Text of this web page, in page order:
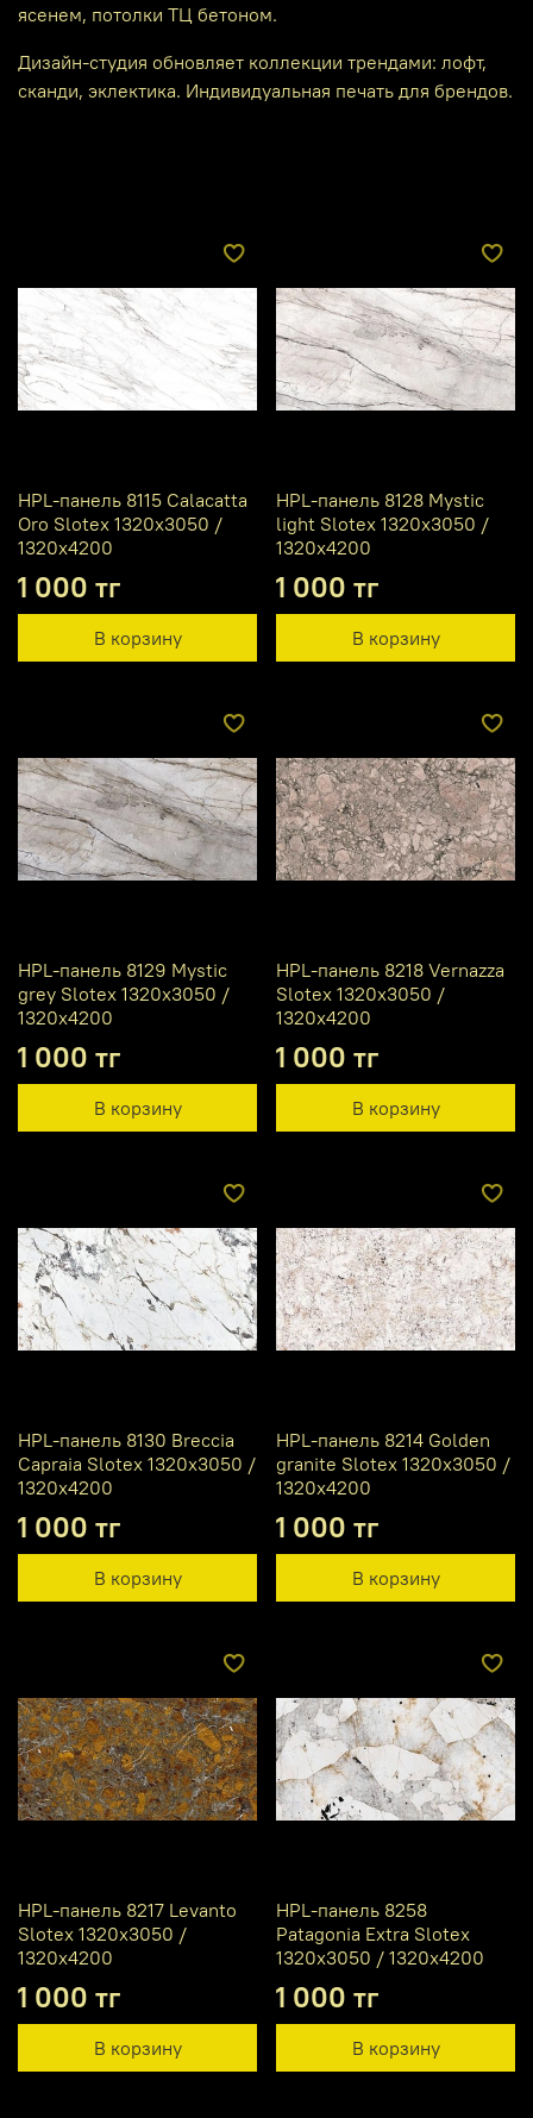
ясенем, потолки ТЦ бетоном.
Дизайн-студия обновляет коллекции трендами: лофт,
сканди, эклектика. Индивидуальная печать для брендов.
HPL-панель 8115 Calacatta
Oro Slotex 1320х3050 /
1320х4200
1 000 тг
В корзину
HPL-панель 8128 Mystic
light Slotex 1320х3050 /
1320х4200
1 000 тг
В корзину
HPL-панель 8129 Mystic
grey Slotex 1320х3050 /
1320х4200
1 000 тг
В корзину
HPL-панель 8218 Vernazza
Slotex 1320х3050 /
1320х4200
1 000 тг
В корзину
HPL-панель 8130 Breccia
Capraia Slotex 1320х3050 /
1320х4200
1 000 тг
В корзину
HPL-панель 8214 Golden
granite Slotex 1320х3050 /
1320х4200
1 000 тг
В корзину
HPL-панель 8217 Levanto
Slotex 1320х3050 /
1320х4200
1 000 тг
В корзину
HPL-панель 8258
Patagonia Extra Slotex
1320х3050 / 1320х4200
1 000 тг
В корзину